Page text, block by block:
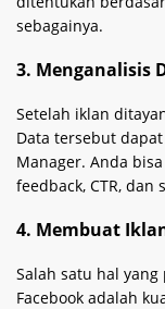
sebagainya.
3. Menganalisis
Setelah iklan
Data tersebut
Manager. Anda
feedback, CTR, dan
4. Membuat
Salah satu hal
Facebook adalah